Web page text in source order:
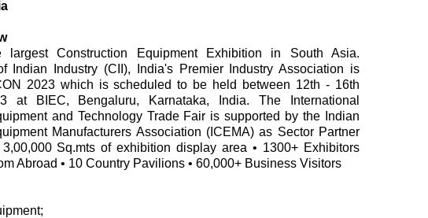
largest Construction Equipment Exhibition in South Asia.
Indian Industry (CII), India's Premier Industry Association is
2023 which is scheduled to be held between 12th - 16th
at BIEC, Bengaluru, Karnataka, India. The International
and Technology Trade Fair is supported by the Indian
Manufacturers Association (ICEMA) as Sector Partner
Sq.mts of exhibition display area • 1300+ Exhibitors
Abroad • 10 Country Pavilions • 60,000+ Business Visitors